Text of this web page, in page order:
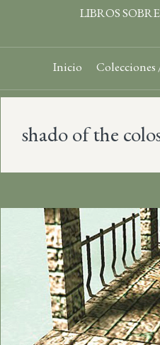
LIBROS
Inicio
shado of the